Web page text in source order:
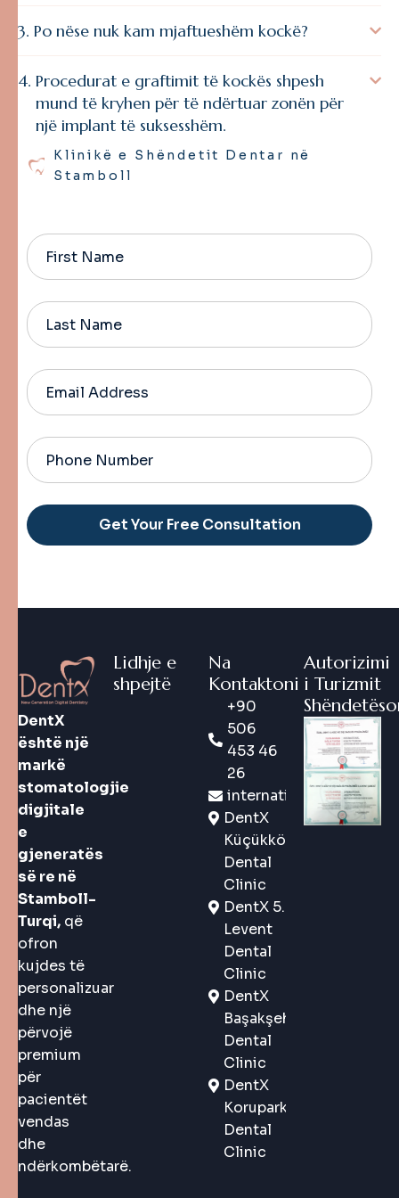
Po nëse nuk kam mjaftueshëm kockë?
Procedurat e graftimit të kockës shpesh
mund të kryhen për të ndërtuar zonën për
një implant të suksesshëm.
Klinikë e Shëndetit Dentar në
Stamboll
DentX
është një
markë
stomatologjie
digjitale
e
gjeneratës
së re në
Stamboll-
Turqi, që
ofron
kujdes të
personalizuar
dhe një
përvojë
premium
për
pacientët
vendas
dhe
ndërkombëtarë.
Lidhje e
shpejtë
Na
Kontaktoni
+90
506
453 46
26
DentX
Küçükköy
Dental
Clinic
DentX 5.
Levent
Dental
Clinic
DentX
Başakşehir
Dental
Clinic
DentX
Korupark
Dental
Clinic
Autorizimi
i Turizmit